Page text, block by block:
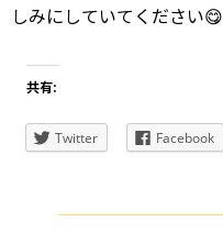
しみにしていてください😋
共有:
Twitter Facebook